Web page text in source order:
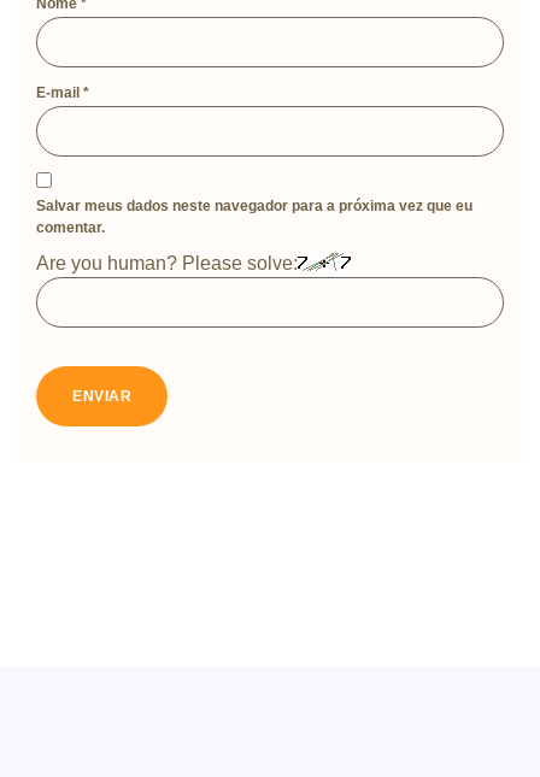
Nome *
E-mail *
Salvar meus dados neste navegador para a próxima vez que eu
comentar.
Are you human? Please solve: